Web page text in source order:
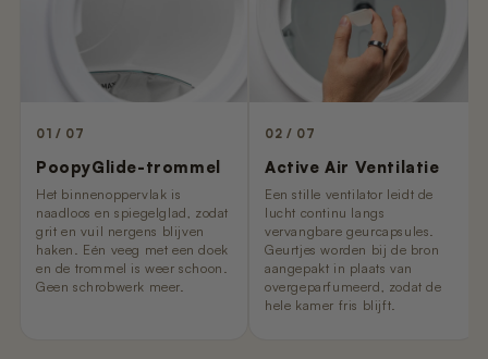
01 / 07
PoopyGlide-trommel
Het binnenoppervlak is
naadloos en spiegelglad, zodat
grit en vuil nergens blijven
haken. Eén veeg met een doek
en de trommel is weer schoon.
Geen schrobwerk meer.
02 / 07
Active Air Ventilatie
Een stille ventilator leidt de
lucht continu langs
vervangbare geurcapsules.
Geurtjes worden bij de bron
aangepakt in plaats van
overgeparfumeerd, zodat de
hele kamer fris blijft.